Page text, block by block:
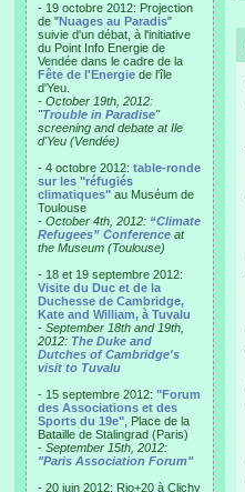
- 19 octobre 2012: Projection
de "Nuages au Paradis"
suivie d'un débat, à l'initiative
du Point Info Energie de
Vendée dans le cadre de la
Fête de l'Energie de l'île
d'Yeu.
- October 19th, 2012:
"Trouble in Paradise"
screening and debate at Ile
d'Yeu (Vendée)
- 4 octobre 2012: table-ronde
sur les "réfugiés
climatiques" au Muséum de
Toulouse
- October 4th, 2012: “Climate
Refugees” Conference at
the Museum (Toulouse)
- 18 et 19 septembre 2012:
Visite du Duc et de la
Duchesse de Cambridge,
Kate and William, à Tuvalu
- September 18th and 19th,
2012: The Duke and
Dutches of Cambridge's
visit to Tuvalu
- 15 septembre 2012: "Forum
des Associations et des
Sports du 19e" , Place de la
Bataille de Stalingrad (Paris)
- September 15th, 2012:
"Paris Association Forum"
- 20 juin 2012: Rio+20 à Clichy